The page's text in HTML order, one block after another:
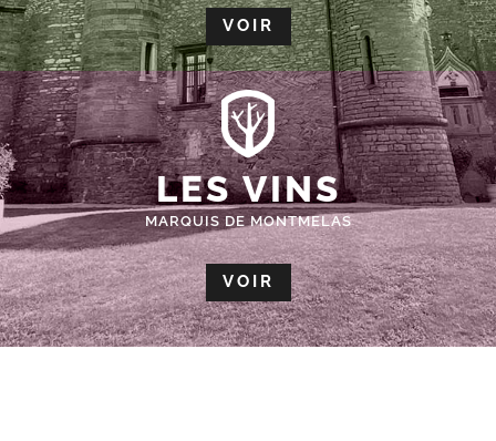
VOIR
LES VINS
MARQUIS DE MONTMELAS
VOIR